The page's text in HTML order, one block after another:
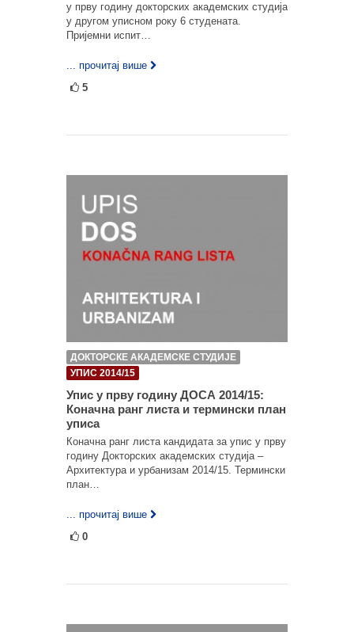
у прву годину докторских академских студија
у другом уписном року 6 студената.
Пријемни испит…
... прочитај више
5
ДОКТОРСКЕ АКАДЕМСКЕ СТУДИЈЕ
УПИС 2014/15
Упис у прву годину ДОСА 2014/15:
Коначна ранг листа и термински план
уписа
Коначна ранг листа кандидата за упис у прву
годину Докторских академских студија –
Архитектура и урбанизам 2014/15. Термински
план…
... прочитај више
0